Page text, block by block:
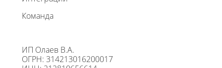
Команда
ИП Олаев В.А.
ОГРН: 314213016200017